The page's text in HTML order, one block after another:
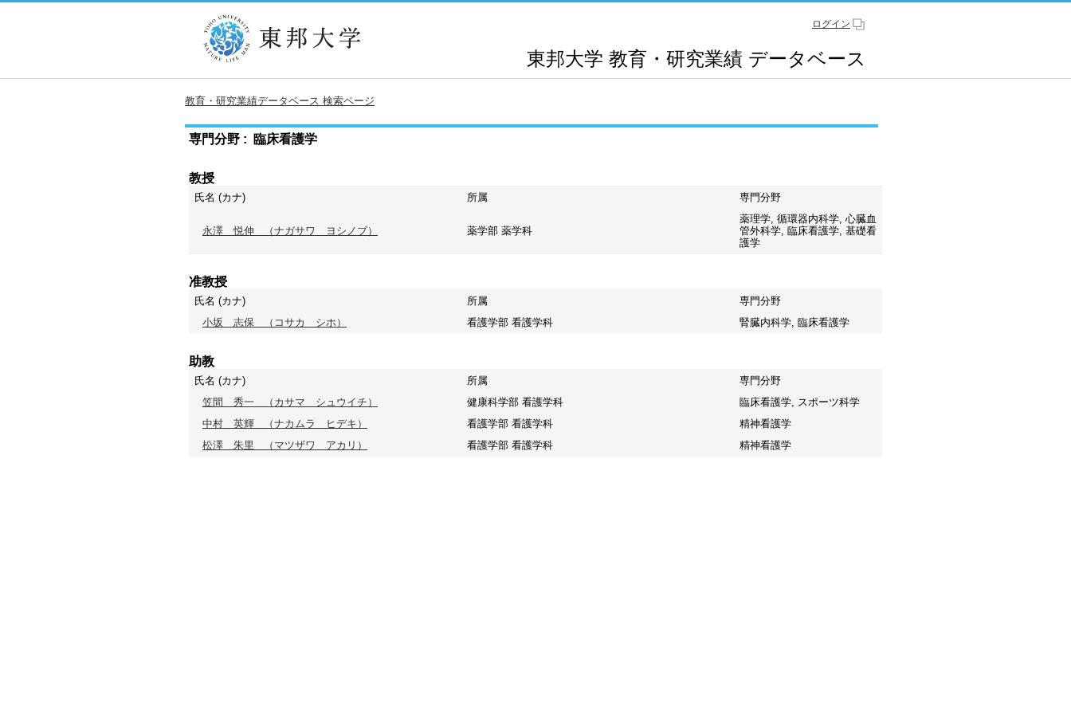
ログイン
東邦大学 教育・研究業績 データベース
教育・研究業績データベース 検索ページ
専門分野 : 臨床看護学
教授
氏名 (カナ) 所属 専門分野
永澤 悦伸 （ナガサワ ヨシノブ） 薬学部 薬学科
薬理学, 循環器内科学, 心臓血
管外科学, 臨床看護学, 基礎看
護学
准教授
氏名 (カナ) 所属
専門分野
小坂 志保
（コサカ シホ） 看護学部 看護学科 腎臓内科学, 臨床看護学
助教
氏名 (カナ) 所属
専門分野
笠間 秀一
（カサマ シュウイチ） 健康科学部 看護学科
臨床看護学, スポーツ科学
中村 英輝
（ナカムラ ヒデキ） 看護学部 看護学科
精神看護学
松澤 朱里
（マツザワ アカリ） 看護学部 看護学科 精神看護学